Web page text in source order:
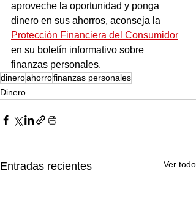
aproveche la oportunidad y ponga
dinero en sus ahorros, aconseja la
Protección Financiera del Consumidor
en su boletín informativo sobre
finanzas personales.
dineroahorrofinanzas personales
Dinero
Entradas recientes Ver todo